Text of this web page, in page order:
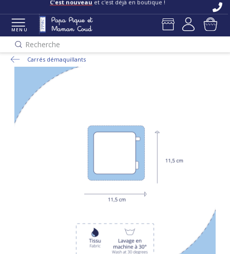
C'est nouveau et c'est déjà en boutique !
MENU
Recherche
Carrés démaquillants